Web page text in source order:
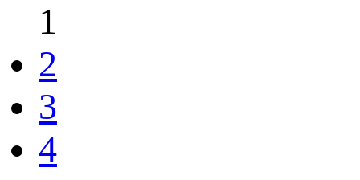
1
2
3
4